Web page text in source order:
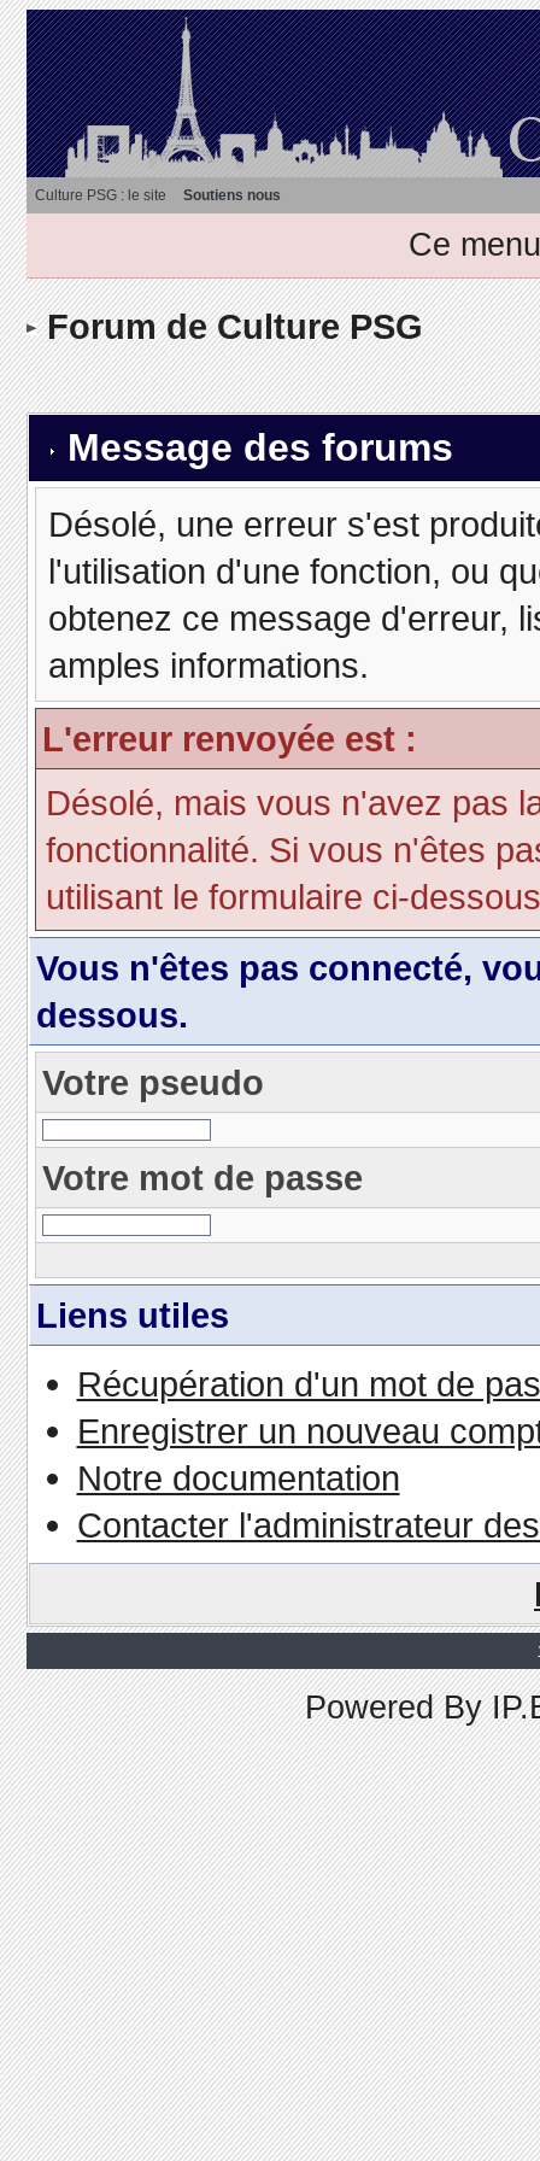
Culture PSG : le site Soutiens nous
Ce
Forum de Culture PSG
Message des forums
Désolé, une erreur s'est
l'utilisation d'une fonction, ou
obtenez ce message d'erreur,
amples informations.
L'erreur renvoyée est :
Désolé, mais vous n'avez pas
fonctionnalité. Si vous n'êtes
utilisant le formulaire ci-
Vous n'êtes pas connecté,
dessous.
Votre pseudo
Votre mot de passe
Liens utiles
Récupération d'un mot de
Enregistrer un nouveau
Notre documentation
Contacter l'administrateur
Powered By